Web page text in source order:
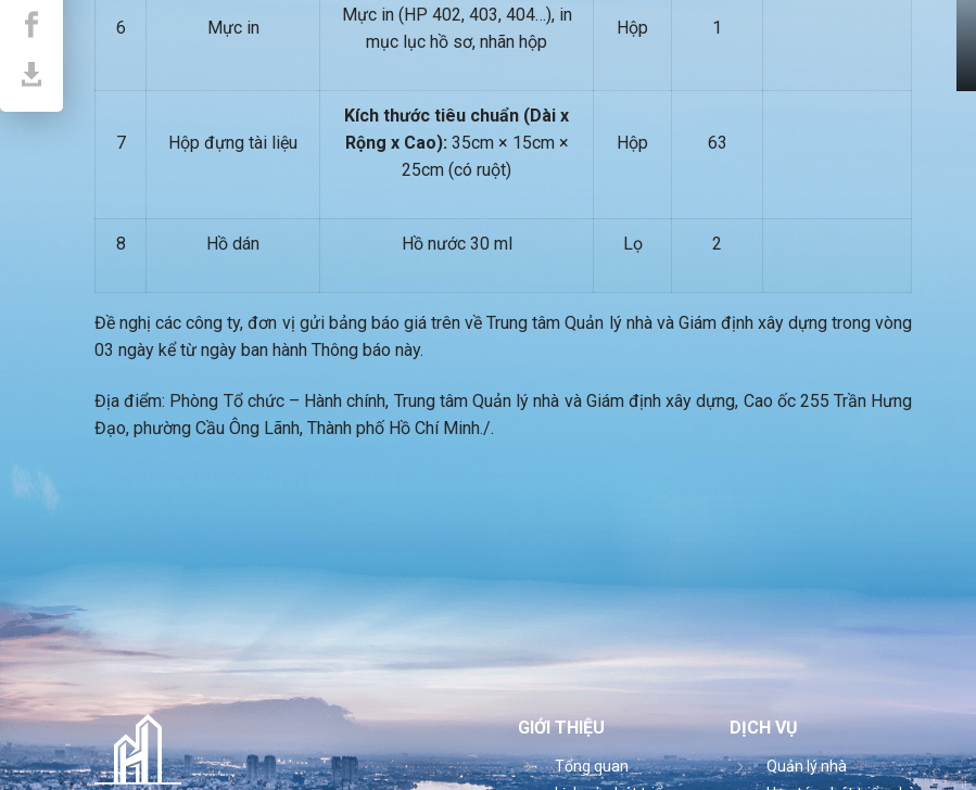
6 Mực in
Mực in (HP 402, 403, 404…), in
mục lục hồ sơ, nhãn hộp
Hộp 1
7 Hộp đựng tài liệu
Kích thước tiêu chuẩn (Dài x
Rộng x Cao):35cm × 15cm ×
25cm (có ruột)
Hộp 63
8 Hồ dán Hồ nước 30 ml Lọ 2
Đề nghị các công ty, đơn vị gửi bảng báo giá trên về Trung tâm Quản lý nhà và Giám định xây dựng trong vòng
03 ngày kể từ ngày ban hành Thông báo này.
Địa điểm: Phòng Tổ chức – Hành chính, Trung tâm Quản lý nhà và Giám định xây dựng, Cao ốc 255 Trần Hưng
Đạo, phường Cầu Ông Lãnh, Thành phố Hồ Chí Minh./.
GIỚI THIỆU
Tổng quan
DỊCH VỤ
Quản lý nhà